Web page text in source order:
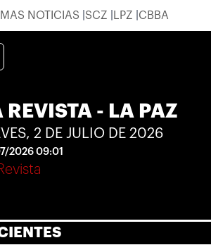
NOTICIAS SCZ LPZ CBBA
REVISTA - LA PAZ
2 DE JULIO DE 2026
2026 09:01